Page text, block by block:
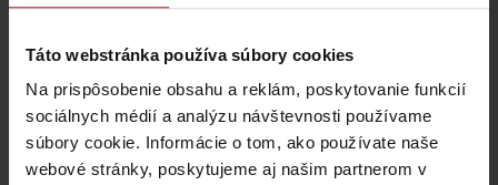
Táto webstránka používa súbory cookies
Na prispôsobenie obsahu a reklám, poskytovanie funkcií
sociálnych médií a analýzu návštevnosti používame
súbory cookie. Informácie o tom, ako používate naše
webové stránky, poskytujeme aj našim partnerom v